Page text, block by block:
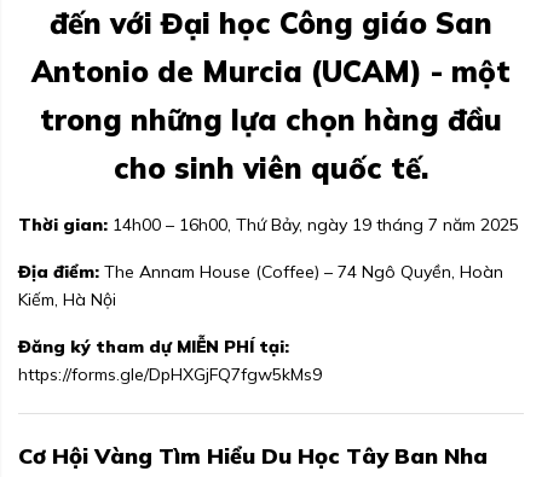
đến với Đại học Công giáo San
Antonio de Murcia (UCAM) - một
trong những lựa chọn hàng đầu
cho sinh viên quốc tế.
Thời gian: 14h00 – 16h00, Thứ Bảy, ngày 19 tháng 7 năm 2025
Địa điểm: The Annam House (Coffee) – 74 Ngô Quyền, Hoàn
Kiếm, Hà Nội
Đăng ký tham dự MIỄN PHÍ tại:
https://forms.gle/DpHXGjFQ7fgw5kMs9
Cơ Hội Vàng Tìm Hiểu Du Học Tây Ban Nha